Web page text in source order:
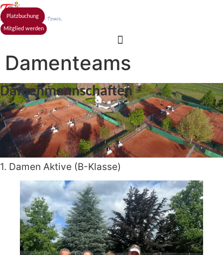
Zum
Inhalt
springen
Platzbuchung
Mitglied werden
Damenteams
Damenmannschaften
1. Damen Aktive (B-Klasse)